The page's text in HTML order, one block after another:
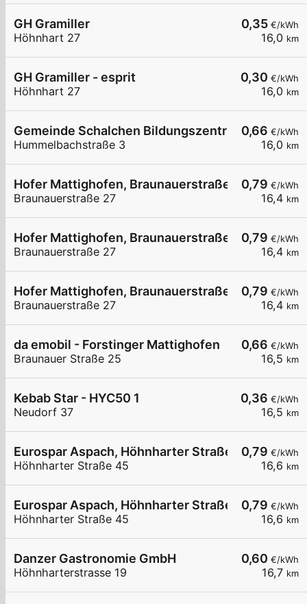
0,35 €/kWh
16,0 km
GH Gramiller
Höhnhart 27
0,30 €/kWh
16,0 km
GH Gramiller - esprit
Höhnhart 27
0,66 €/kWh
16,0 km
Gemeinde Schalchen Bildungszentrum LP2
Hummelbachstraße 3
0,79 €/kWh
16,4 km
Hofer Mattighofen, Braunauerstraße 27, 01
Braunauerstraße 27
0,79 €/kWh
16,4 km
Hofer Mattighofen, Braunauerstraße 27, 02
Braunauerstraße 27
0,79 €/kWh
16,4 km
Hofer Mattighofen, Braunauerstraße 27, 03
Braunauerstraße 27
0,66 €/kWh
16,5 km
da emobil - Forstinger Mattighofen
Braunauer Straße 25
0,36 €/kWh
16,5 km
Kebab Star - HYC50 1
Neudorf 37
0,79 €/kWh
16,6 km
Eurospar Aspach, Höhnharter Straße 45, 01
Höhnharter Straße 45
0,79 €/kWh
16,6 km
Eurospar Aspach, Höhnharter Straße 45, 02
Höhnharter Straße 45
0,60 €/kWh
16,7 km
Danzer Gastronomie GmbH
Höhnharterstrasse 19